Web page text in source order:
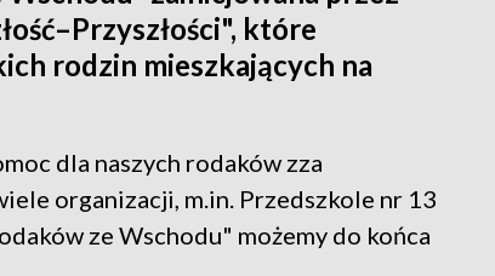
które
rodzin mieszkających na
dla naszych rodaków zza
organizacji, m.in. Przedszkole nr 13
ze Wschodu" możemy do końca